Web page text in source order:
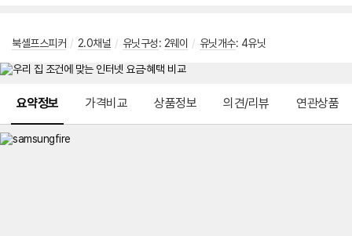
북셸프스피커 / 2.0채널 / 유닛구성: 2웨이 / 유닛개수: 4유닛
요약정보 가격비교 상품정보 의견/리뷰 연관상품